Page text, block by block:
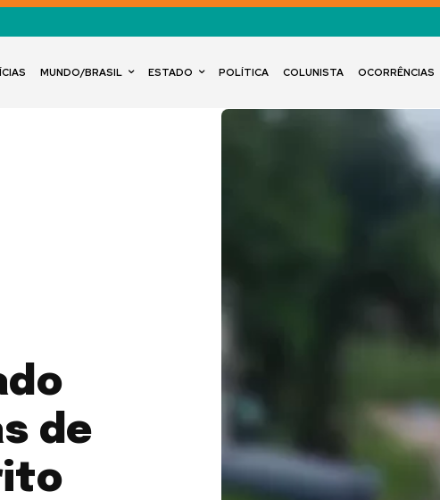
MUNDO/BRASIL ESTADO POLÍTICA COLUNISTA OCORRÊNCIAS
de